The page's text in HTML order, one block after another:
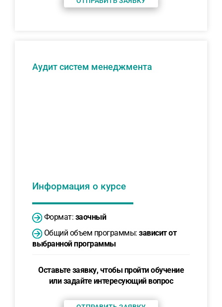
Аудит систем менеджмента
Информация о курсе
Формат: заочный
Общий объем программы: зависит от
выбранной программы
Оставьте заявку, чтобы пройти обучение
или задайте интересующий вопрос